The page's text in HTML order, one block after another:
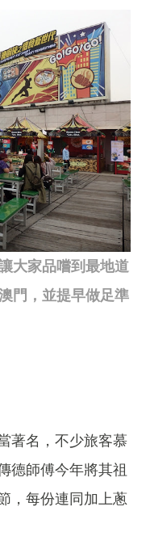
大家品嚐到最地道
門，並提早做足準
著名，不少旅客慕
德師傅今年將其祖
，每份連同加上蔥